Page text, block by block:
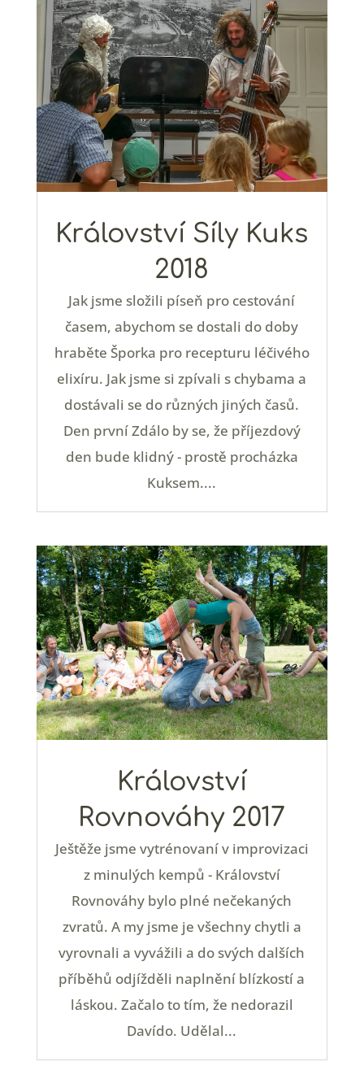
Království Síly Kuks
2018
Jak jsme složili píseň pro cestování
časem, abychom se dostali do doby
hraběte Šporka pro recepturu léčivého
elixíru. Jak jsme si zpívali s chybama a
dostávali se do různých jiných časů.
Den první Zdálo by se, že příjezdový
den bude klidný - prostě procházka
Kuksem....
Království
Rovnováhy 2017
Ještěže jsme vytrénovaní v improvizaci
z minulých kempů - Království
Rovnováhy bylo plné nečekaných
zvratů. A my jsme je všechny chytli a
vyrovnali a vyvážili a do svých dalších
příběhů odjížděli naplnění blízkostí a
láskou. Začalo to tím, že nedorazil
Davído. Udělal...